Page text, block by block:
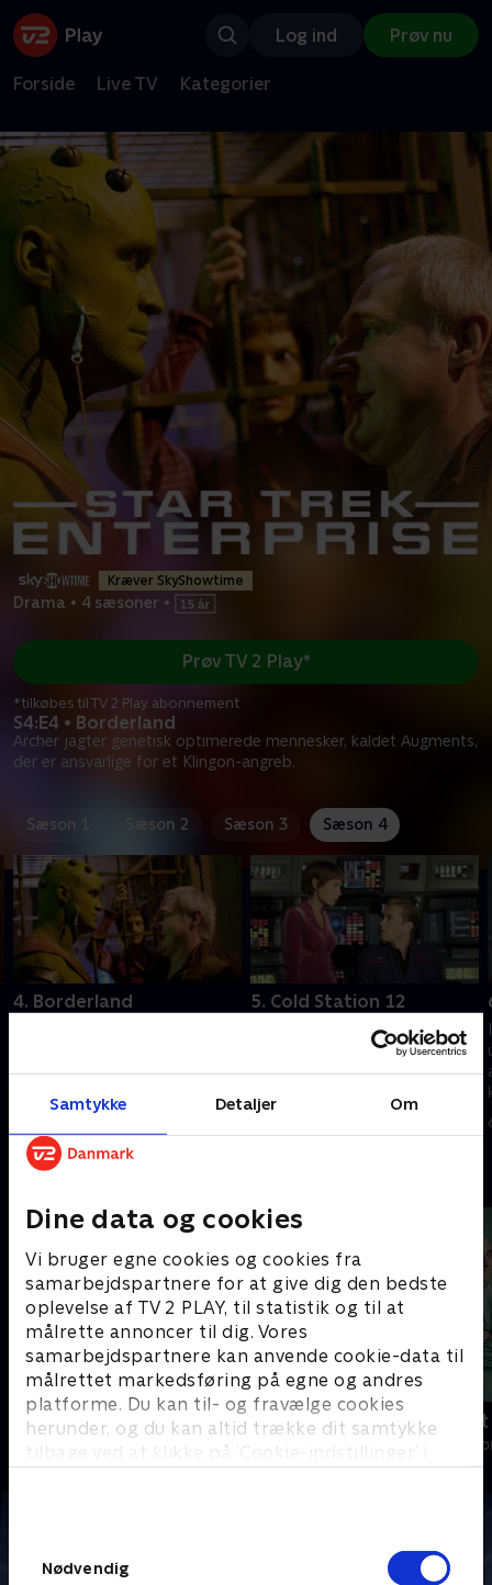
Samtykke Detaljer Om
Dine data og cookies
Vi bruger egne cookies og cookies fra
samarbejdspartnere for at give dig den bedste
oplevelse af TV 2 PLAY, til statistik og til at
målrette annoncer til dig. Vores
samarbejdspartnere kan anvende cookie-data til
målrettet markedsføring på egne og andres
platforme. Du kan til- og fravælge cookies
herunder, og du kan altid trække dit samtykke
tilbage ved at klikke på ’Cookie-indstillinger’ i
Nødvendig
Log ind Prøv nu
Forside Live TV Kategorier
Kræver SkyShowtime
Drama • 4 sæsoner •
S4:E4 • Borderland
Archer jagter genetisk optimerede mennesker, kaldet Augments,
der er ansvarlige for et Klingon-angreb.
Prøv TV 2 Play*
*tilkøbes til TV 2 Play abonnement
Sæson 1 Sæson 2 Sæson 3 Sæson 4
4. Borderland
Augments, der er ansvarlige for
5. Cold Station 12
Soong og augmenterne rejser
til Cold Station 12, hvor
hundredvis af fostre
Andre så også
Happy fucking Pride Fake Patient
Drama • 1